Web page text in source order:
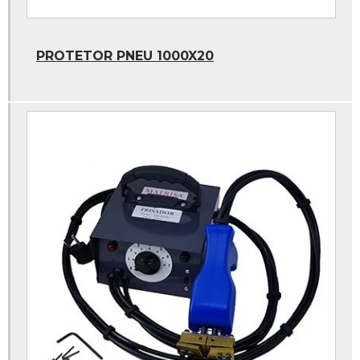
Cola a frio
Faixa refletiva caminhão
Faixa refletiva parachoque caminhão
Manchão a frio
Parafusadeira pneumatica
Pasta para montagem de pneus
PROTETOR PNEU 1000X20